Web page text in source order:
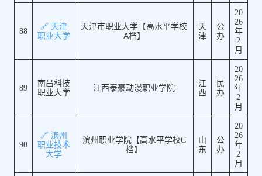
88
🔗 天津
职业大学
天津市职业大学【高水平学校
A档】
天
津
公
办
20
26
年
2
月
89
南昌科技
职业大学
江西泰豪动漫职业学院
江
西
民
办
20
26
年
2
月
90
🔗 滨州
职业技术
大学
滨州职业学院【高水平学校C
档】
山
东
公
办
20
26
年
2
月